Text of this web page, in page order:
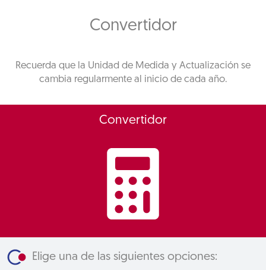
Convertidor
Recuerda que la Unidad de Medida y Actualización se
cambia regularmente al inicio de cada año.
Convertidor
Elige una de las siguientes opciones: